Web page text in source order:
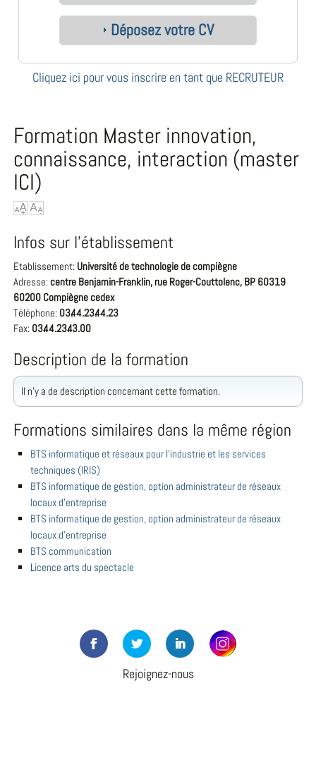
Déposez votre CV
Cliquez ici pour vous inscrire en tant que RECRUTEUR
Formation Master innovation,
connaissance, interaction (master
ICI)
Infos sur l'établissement
Etablissement: Université de technologie de compiègne
Adresse: centre Benjamin-Franklin, rue Roger-Couttolenc, BP 60319
60200 Compiègne cedex
Téléphone: 03.44.23.44.23
Fax: 03.44.23.43.00
Description de la formation
Il n'y a de description concernant cette formation.
Formations similaires dans la même région
BTS informatique et réseaux pour l'industrie et les services
techniques (IRIS)
BTS informatique de gestion, option administrateur de réseaux
locaux d'entreprise
BTS informatique de gestion, option administrateur de réseaux
locaux d'entreprise
BTS communication
Licence arts du spectacle
Rejoignez-nous